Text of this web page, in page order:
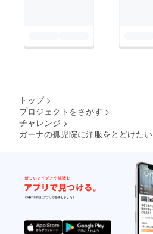
トップ >
プロジェクトをさがす >
チャレンジ >
ガーナの孤児院に洋服をとどけたい